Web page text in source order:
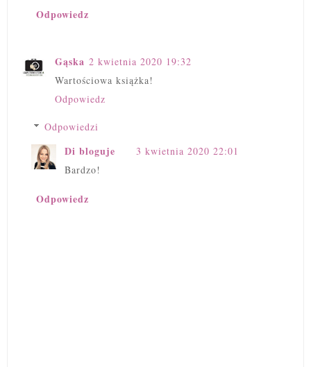
Odpowiedz
Gąska 2 kwietnia 2020 19:32
Wartościowa książka!
Odpowiedz
Odpowiedzi
Di bloguje
3 kwietnia 2020 22:01
Bardzo!
Odpowiedz